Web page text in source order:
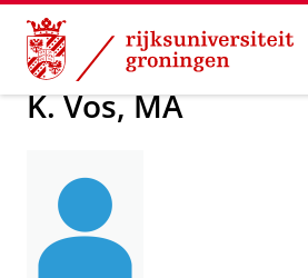
Skip
Content
Skip
Navigation
Over ons K. Vos, MA
K. Vos, MA